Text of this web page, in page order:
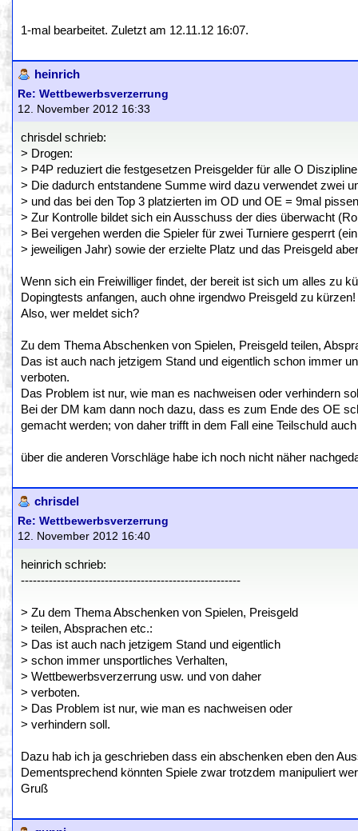
1-mal bearbeitet. Zuletzt am 12.11.12 16:07.
heinrich
Re: Wettbewerbsverzerrung
12. November 2012 16:33
chrisdel schrieb:
> Drogen:
> P4P reduziert die festgesetzen Preisgelder für alle O
> Die dadurch entstandene Summe wird dazu verwendet zwei
> und das bei den Top 3 platzierten im OD und OE = 9mal
> Zur Kontrolle bildet sich ein Ausschuss der dies überwacht
> Bei vergehen werden die Spieler für zwei Turniere gesperrt
> jeweiligen Jahr) sowie der erzielte Platz und das Preisgeld
Wenn sich ein Freiwilliger findet, der bereit ist sich um alles zu
Dopingtests anfangen, auch ohne irgendwo Preisgeld zu kürzen!
Also, wer meldet sich?
Zu dem Thema Abschenken von Spielen, Preisgeld teilen,
Das ist auch nach jetzigem Stand und eigentlich schon immer
verboten.
Das Problem ist nur, wie man es nachweisen oder verhindern
Bei der DM kam dann noch dazu, dass es zum Ende des OE
gemacht werden; von daher trifft in dem Fall eine Teilschuld
über die anderen Vorschläge habe ich noch nicht näher
chrisdel
Re: Wettbewerbsverzerrung
12. November 2012 16:40
heinrich schrieb:
-------------------------------------------------------
> Zu dem Thema Abschenken von Spielen, Preisgeld
> teilen, Absprachen etc.:
> Das ist auch nach jetzigem Stand und eigentlich
> schon immer unsportliches Verhalten,
> Wettbewerbsverzerrung usw. und von daher
> verboten.
> Das Problem ist nur, wie man es nachweisen oder
> verhindern soll.
Dazu hab ich ja geschrieben dass ein abschenken eben den
Dementsprechend könnten Spiele zwar trotzdem manipuliert
Gruß